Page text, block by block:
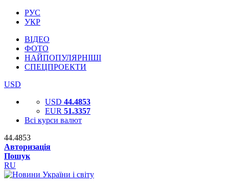
РУС
УКР
ВІДЕО
ФОТО
НАЙПОПУЛЯРНІШІ
СПЕЦПРОЕКТИ
USD
USD 44.4853
EUR 51.3357
Всі курси валют
44.4853
Авторизація
Пошук
RU